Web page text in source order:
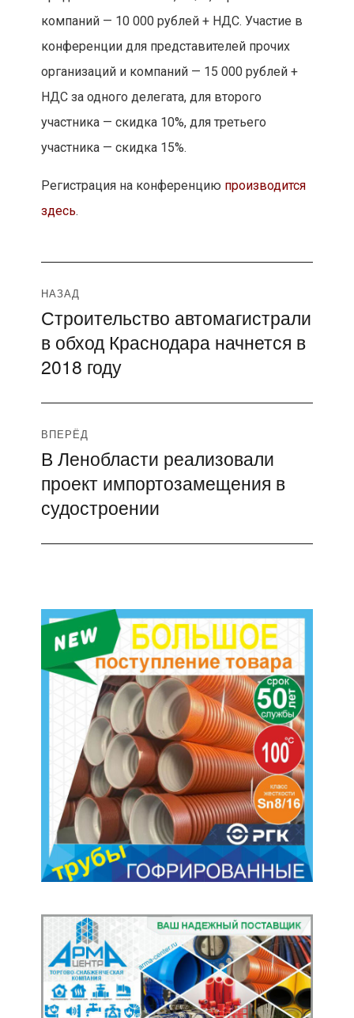
компаний — 10 000 рублей + НДС. Участие в
конференции для представителей прочих
организаций и компаний — 15 000 рублей +
НДС за одного делегата, для второго
участника — скидка 10%, для третьего
участника — скидка 15%.
Регистрация на конференцию производится
здесь.
Навигация
по
записям
НАЗАД
Предыдущая
запись:
Строительство автомагистрали
в обход Краснодара начнется в
2018 году
ВПЕРЁД
Следующая
запись:
В Ленобласти реализовали
проект импортозамещения в
судостроении